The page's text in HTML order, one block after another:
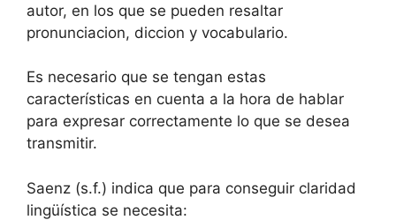
autor, en los que se pueden resaltar
pronunciacion, diccion y vocabulario.
Es necesario que se tengan estas
características en cuenta a la hora de hablar
para expresar correctamente lo que se desea
transmitir.
Saenz (s.f.) indica que para conseguir claridad
lingüística se necesita: